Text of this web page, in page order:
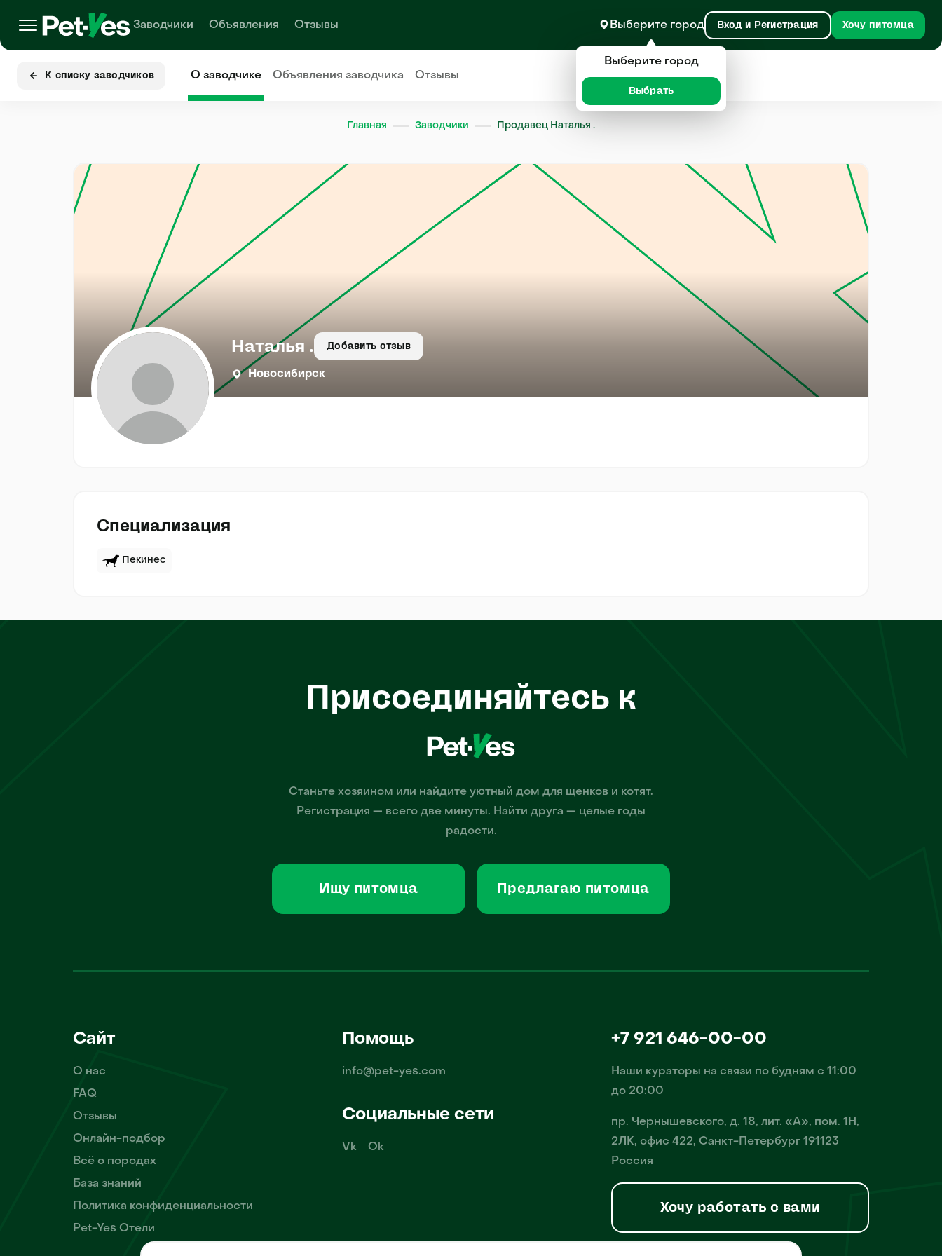
Заводчики Объявления Отзывы Выберите город Вход и Регистрация Хочу питомца
К списку заводчиков О заводчике Объявлениязаводчика Отзывы
Главная Заводчики Продавец Наталья .
Наталья . Добавить отзыв
Новосибирск
Специализация
Пекинес
Присоединяйтесь к
Станьте хозяином или найдите уютный дом для щенков и котят.
Регистрация — всего две минуты. Найти друга — целые годы
радости.
Ищу питомца Предлагаю питомца
Сайт
О нас
FAQ
Отзывы
Онлайн-подбор
Всё о породах
База знаний
Политика конфиденциальности
Pet-Yes Отели
Помощь
info@pet-yes.com
Социальные сети
Vk Ok
+7 921 646-00-00
Наши кураторы на связи по будням с 11:00
до 20:00
пр. Чернышевского, д. 18, лит. «А», пом. 1Н,
2ЛК, офис 422, Санкт-Петербург 191123
Россия
Хочу работать с вами
Выберите город
Выбрать